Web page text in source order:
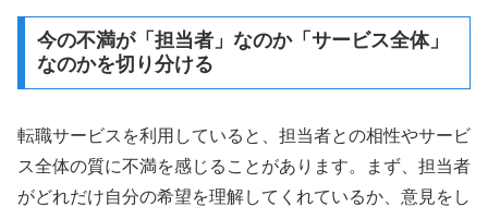
今の不満が「担当者」なのか「サービス全体」
なのかを切り分ける
転職サービスを利用していると、担当者との相性やサービ
ス全体の質に不満を感じることがあります。まず、担当者
がどれだけ自分の希望を理解してくれているか、意見をし